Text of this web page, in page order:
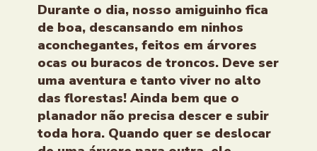
Durante o dia, nosso amiguinho fica
de boa, descansando em ninhos
aconchegantes, feitos em árvores
ocas ou buracos de troncos. Deve ser
uma aventura e tanto viver no alto
das florestas! Ainda bem que o
planador não precisa descer e subir
toda hora. Quando quer se deslocar